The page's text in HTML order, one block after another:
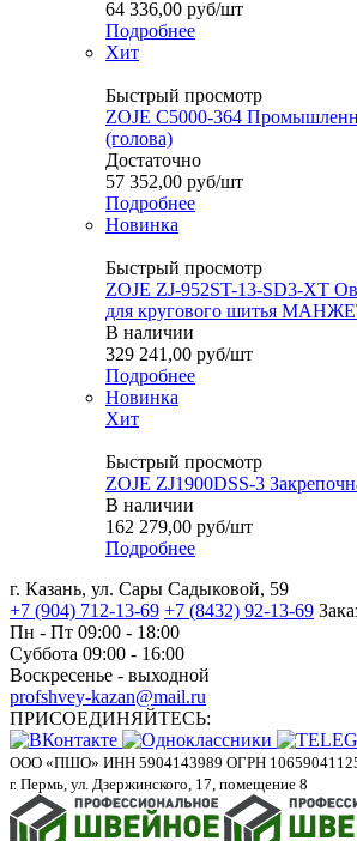
64 336,00 руб/шт
Подробнее
Хит
Быстрый просмотр
ZOJE C5000-364
(голова)
Достаточно
57 352,00 руб/шт
Подробнее
Новинка
Быстрый просмотр
ZOJE ZJ-952ST-13-SD3-XT
для кругового шитья
В наличии
329 241,00 руб/шт
Подробнее
Новинка
Хит
Быстрый просмотр
ZOJE ZJ1900DSS-3
В наличии
162 279,00 руб/шт
Подробнее
г. Казань, ул. Сары Садыковой, 59
+7 (904) 712-13-69 +7 (8432) 92-13-69
Пн - Пт 09:00 - 18:00
Суббота 09:00 - 16:00
Воскресенье - выходной
profshvey-kazan@mail.ru
ПРИСОЕДИНЯЙТЕСЬ:
ООО «ПШО» ИНН 5904143989 ОГРН
г. Пермь, ул. Дзержинского, 17, помещение 8